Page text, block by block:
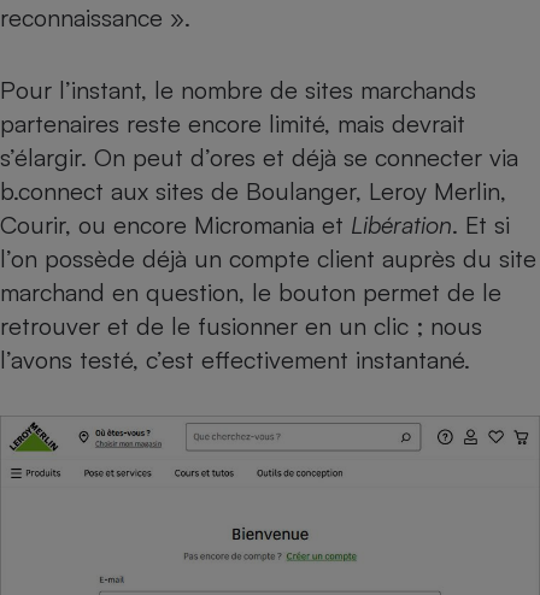
reconnaissance ».
Pour l’instant, le nombre de sites marchands
partenaires reste encore limité, mais devrait
s’élargir. On peut d’ores et déjà se connecter via
b.connect aux sites de Boulanger, Leroy Merlin,
Courir, ou encore Micromania et Libération. Et si
l’on possède déjà un compte client auprès du site
marchand en question, le bouton permet de le
retrouver et de le fusionner en un clic ; nous
l’avons testé, c’est effectivement instantané.